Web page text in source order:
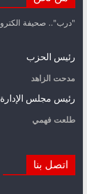
"درب".. صحيفة
رئيس الحزب
مدحت الزاهد
رئيس مجلس الإدارة
طلعت فهمي
اتصل بنا